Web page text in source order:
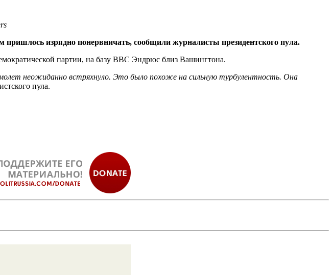
изрядно понервничать, сообщили журналисты президентского пула.
партии, на базу ВВС Эндрюс близ Вашингтона.
неожиданно встряхнуло. Это было похоже на сильную турбулентность. Она
пула.